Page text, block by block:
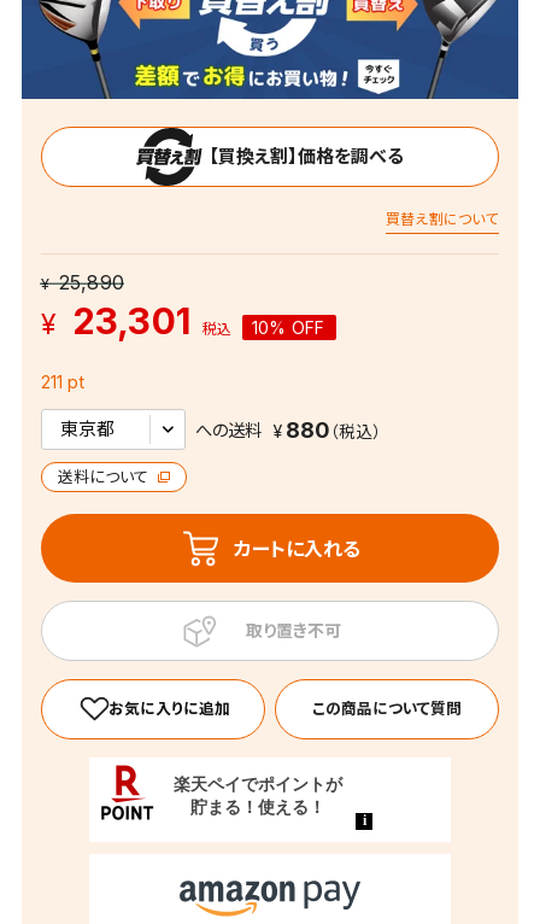
【買換え割】価格を調べる
買替え割について
¥25,890
¥ 23,301 税込 10% OFF
211 pt
への送料 880
送料について
カートに入れる
この商品について質問